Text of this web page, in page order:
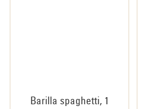
Barilla spaghetti, 1